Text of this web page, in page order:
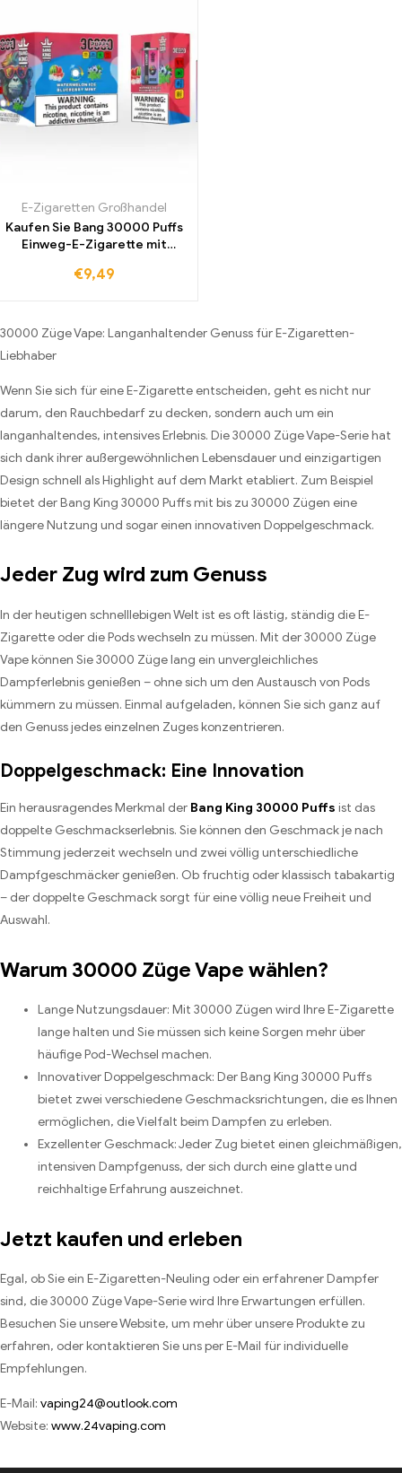
E-Zigaretten Großhandel
Kaufen Sie Bang 30000 Puffs
Einweg-E-Zigarette mit
Mint zum Großhandelspreis
€9,49
30000 Züge Vape: Langanhaltender Genuss für E-Zigaretten-
Liebhaber
Wenn Sie sich für eine E-Zigarette entscheiden, geht es nicht nur
darum, den Rauchbedarf zu decken, sondern auch um ein
langanhaltendes, intensives Erlebnis. Die 30000 Züge Vape-Serie hat
sich dank ihrer außergewöhnlichen Lebensdauer und einzigartigen
Design schnell als Highlight auf dem Markt etabliert. Zum Beispiel
bietet der Bang King 30000 Puffs mit bis zu 30000 Zügen eine
längere Nutzung und sogar einen innovativen Doppelgeschmack.
Jeder Zug wird zum Genuss
In der heutigen schnelllebigen Welt ist es oft lästig, ständig die E-
Zigarette oder die Pods wechseln zu müssen. Mit der 30000 Züge
Vape können Sie 30000 Züge lang ein unvergleichliches
Dampferlebnis genießen – ohne sich um den Austausch von Pods
kümmern zu müssen. Einmal aufgeladen, können Sie sich ganz auf
den Genuss jedes einzelnen Zuges konzentrieren.
Doppelgeschmack: Eine Innovation
Ein herausragendes Merkmal der Bang King 30000 Puffs ist das
doppelte Geschmackserlebnis. Sie können den Geschmack je nach
Stimmung jederzeit wechseln und zwei völlig unterschiedliche
Dampfgeschmäcker genießen. Ob fruchtig oder klassisch tabakartig
– der doppelte Geschmack sorgt für eine völlig neue Freiheit und
Auswahl.
Warum 30000 Züge Vape wählen?
Lange Nutzungsdauer: Mit 30000 Zügen wird Ihre E-Zigarette
lange halten und Sie müssen sich keine Sorgen mehr über
häufige Pod-Wechsel machen.
Innovativer Doppelgeschmack: Der Bang King 30000 Puffs
bietet zwei verschiedene Geschmacksrichtungen, die es Ihnen
ermöglichen, die Vielfalt beim Dampfen zu erleben.
Exzellenter Geschmack: Jeder Zug bietet einen gleichmäßigen,
intensiven Dampfgenuss, der sich durch eine glatte und
reichhaltige Erfahrung auszeichnet.
Jetzt kaufen und erleben
Egal, ob Sie ein E-Zigaretten-Neuling oder ein erfahrener Dampfer
sind, die 30000 Züge Vape-Serie wird Ihre Erwartungen erfüllen.
Besuchen Sie unsere Website, um mehr über unsere Produkte zu
erfahren, oder kontaktieren Sie uns per E-Mail für individuelle
Empfehlungen.
E-Mail: vaping24@outlook.com
Website: www.24vaping.com